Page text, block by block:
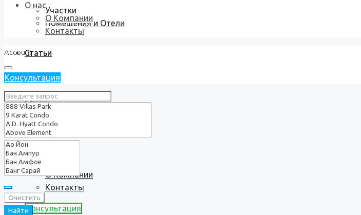
Участки
Помещения и Отели
Статьи
Услуги
О нас
О Компании
Контакты
Консультация
О нас
О Компании
Контакты
Account
Консультация
Очистить
Найти